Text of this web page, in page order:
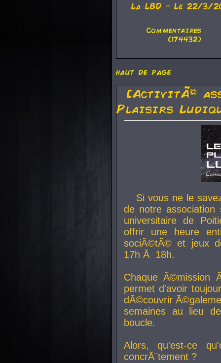
La LBD - Le 22/3/
Commentaires
(174432)
haut de page
[ActivitÃ©
Plaisirs
Si vous ne le
de notre
universitaire de
offrir une heure
sociÃ©tÃ© et jeux
17h Ã 18h.
Chaque Ã©mission
permet d'avoir
dÃ©couvrir
semaines au lieu
boucle.
Alors, qu'est-ce
concrÃ¨tement ?